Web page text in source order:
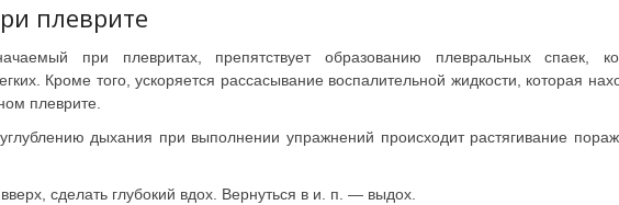
плеврите
при плевритах, препятствует образованию плевральных спаек,
Кроме того, ускоряется рассасывание воспалительной жидкости, которая
плеврите.
дыхания при выполнении упражнений происходит растягивание
сделать глубокий вдох. Вернуться в и. п. — выдох.